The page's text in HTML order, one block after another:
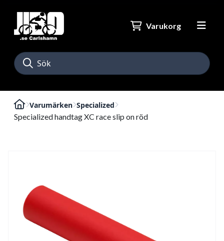
Varukorg
Varumärken Specialized
Specialized handtag XC race slip on röd